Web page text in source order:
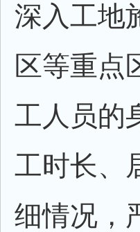
深入工地
区等重点
工人员的
工时长、
细情况，